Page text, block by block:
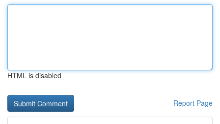
HTML is disabled
Report Page